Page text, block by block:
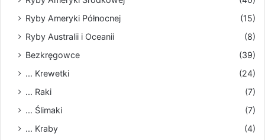
Ryby Ameryki Północnej
(15)
Ryby Australii i Oceanii
(8)
Bezkręgowce
(39)
... Krewetki
(24)
... Raki
(7)
... Ślimaki
(7)
... Kraby
(4)